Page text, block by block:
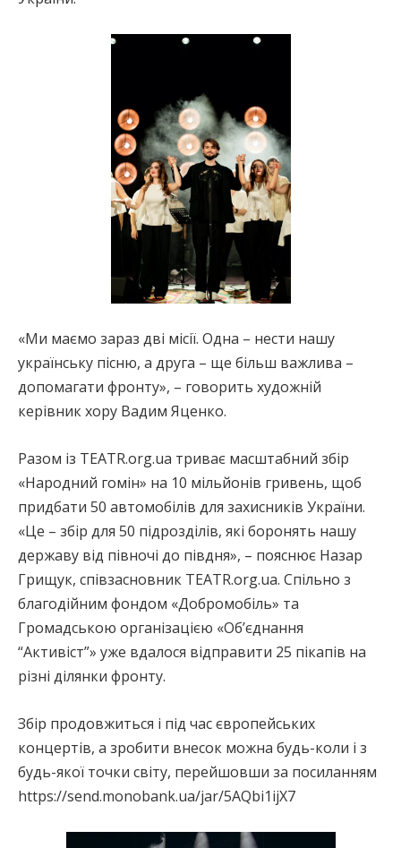
«Ми маємо зараз дві місії. Одна – нести нашу
українську пісню, а друга – ще більш важлива –
допомагати фронту», – говорить художній
керівник хору Вадим Яценко.
Разом із TEATR.org.ua триває масштабний збір
«Народний гомін» на 10 мільйонів гривень, щоб
придбати 50 автомобілів для захисників України.
«Це – збір для 50 підрозділів, які боронять нашу
державу від півночі до півдня», – пояснює Назар
Грищук, співзасновник TEATR.org.ua. Спільно з
благодійним фондом «Добромобіль» та
Громадською організацією «Об’єднання
“Активіст”» уже вдалося відправити 25 пікапів на
різні ділянки фронту.
Збір продовжиться і під час європейських
концертів, а зробити внесок можна будь-коли і з
будь-якої точки світу, перейшовши за посиланням
https://send.monobank.ua/jar/5AQbi1ijX7